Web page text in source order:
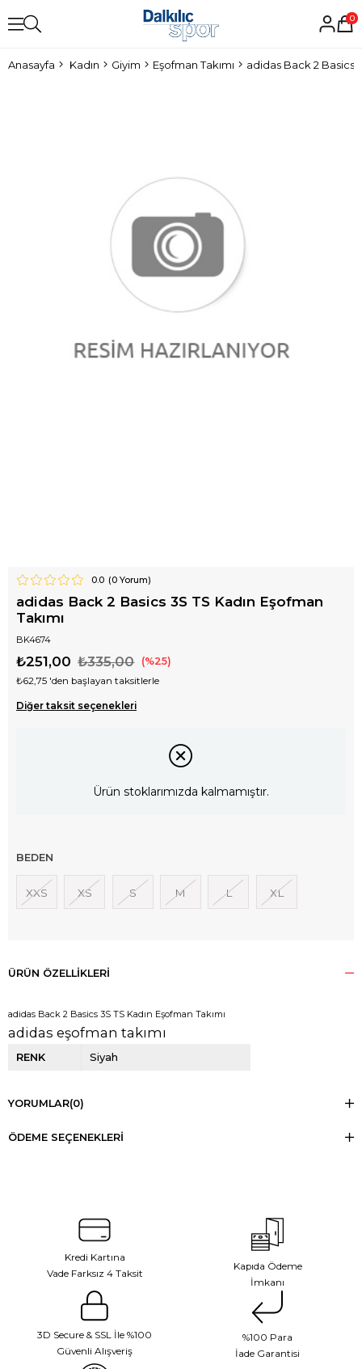
0
Anasayfa Kadın Giyim Eşofman Takımı adidas Back 2 Basics
0.0 (0Yorum)
adidas Back 2 Basics 3S TS Kadın Eşofman
Takımı
BK4674
₺335,00
₺251,00 25
₺62,75 'den başlayan taksitlerle
Diğer taksit seçenekleri
Ürün stoklarımızda kalmamıştır.
BEDEN
XXS XS S M L XL
ÜRÜN ÖZELLIKLERI
adidas Back 2 Basics 3S TS Kadın Eşofman Takımı
adidas eşofman takımı
RENK Siyah
YORUMLAR(0)
ÖDEME SEÇENEKLERI
Kredi Kartına
Vade Farksız 4 Taksit
Kapıda Ödeme
İmkanı
3D Secure & SSL İle %100
Güvenli Alışveriş
%100 Para
İade Garantisi